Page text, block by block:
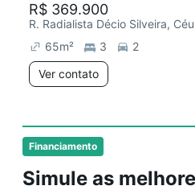
Financiamento
Simule as
R$ 369.900
R. Radialista Décio Silveira,
65m² 3
2
Ver contato